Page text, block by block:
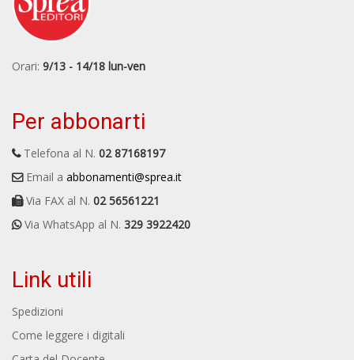
Orari: 9/13 - 14/18 lun-ven
Per abbonarti
Telefona al N. 02 87168197
Email a abbonamenti@sprea.it
Via FAX al N. 02 56561221
Via WhatsApp al N. 329 3922420
Link utili
Spedizioni
Come leggere i digitali